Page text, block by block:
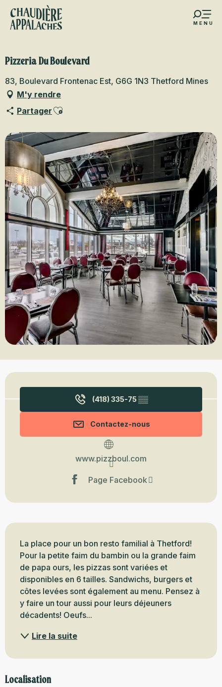
Aller
contenu
MENU
favoris
Pizzeria Du Boulevard
83, Boulevard Frontenac Est, G6G 1N3 Thetford Mines
M'y rendre
Partager Ajouter aux favoris
Ouverture et coordonnées
(418) 335-75 ▒▒
Contactez-nous
www.pizzboul.com
Page Facebook
Description
La place pour un bon resto familial à Thetford!
Pour la petite faim du bambin ou la grande faim
de papa ours, les pizzas sont variées et
disponibles en 6 tailles. Sandwichs, burgers et
côtes levées sont également au menu. Pensez à
y faire un tour aussi pour leurs déjeuners
décadents! Oeufs...
Lire la suite
Localisation